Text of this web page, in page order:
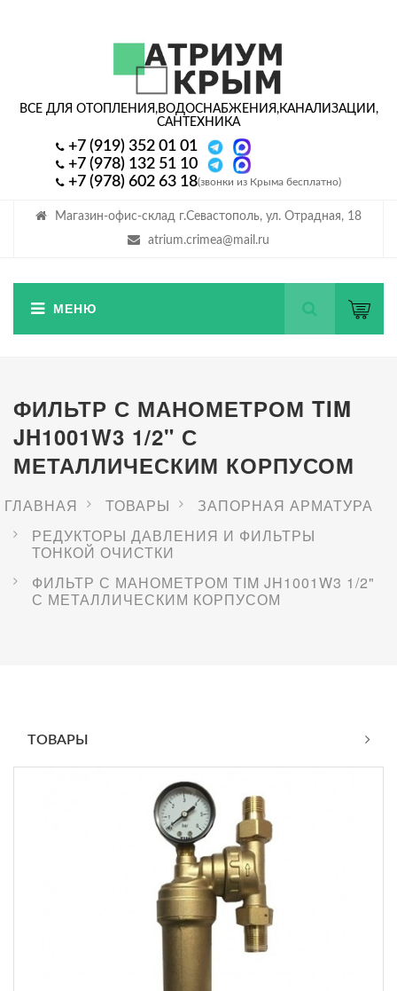
Магазин-офис-склад г.Севастополь, ул. Отрадная, 18
atrium.crimea@mail.ru
ВСЕ ДЛЯ ОТОПЛЕНИЯ,ВОДОСНАБЖЕНИЯ,КАНАЛИЗАЦИИ,
САНТЕХНИКА
+7 (919) 352 01 01
+7 (978) 132 51 10
+7 (978) 602 63 18(звонки из Крыма бесплатно)
ФИЛЬТР С МАНОМЕТРОМ TIM
JH1001W3 1/2" С
МЕТАЛЛИЧЕСКИМ КОРПУСОМ
ГЛАВНАЯ ТОВАРЫ
ЗАПОРНАЯ АРМАТУРА
РЕДУКТОРЫ ДАВЛЕНИЯ И ФИЛЬТРЫ
ТОНКОЙ ОЧИСТКИ
ФИЛЬТР С МАНОМЕТРОМ TIM JH1001W3 1/2"
С МЕТАЛЛИЧЕСКИМ КОРПУСОМ
ТОВАРЫ